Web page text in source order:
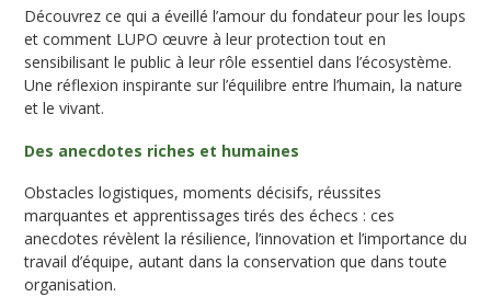
Découvrez ce qui a éveillé l’amour du fondateur pour les loups
et comment LUPO œuvre à leur protection tout en
sensibilisant le public à leur rôle essentiel dans l’écosystème.
Une réflexion inspirante sur l’équilibre entre l’humain, la nature
et le vivant.
Des anecdotes riches et humaines
Obstacles logistiques, moments décisifs, réussites
marquantes et apprentissages tirés des échecs : ces
anecdotes révèlent la résilience, l’innovation et l’importance du
travail d’équipe, autant dans la conservation que dans toute
organisation.